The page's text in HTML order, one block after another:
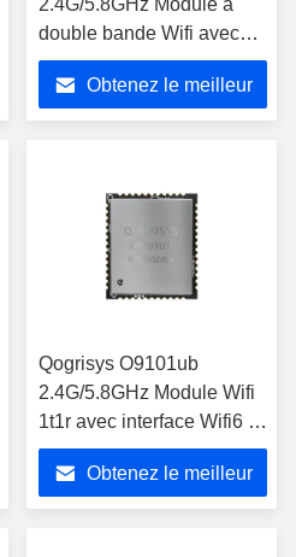
2.4G/5.8GHz Module à
double bande Wifi avec
interface Sdio du module
Wifi 1t1rObtenez le meilleur
Qogrisys O9101ub
2.4G/5.8GHz Module Wifi
1t1r avec interface Wifi6 Bt
Module Wifi à double
bandeObtenez le meilleur